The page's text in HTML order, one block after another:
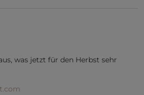
was jetzt für den Herbst sehr